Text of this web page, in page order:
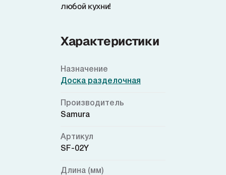
любой кухни!
Характеристики
Назначение
Доска разделочная
Производитель
Samura
Артикул
SF-02Y
Длина (мм)